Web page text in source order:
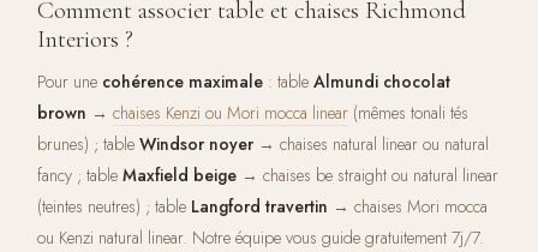
Comment associer table et chaises Richmond
Interiors ?
Pour une cohérence maximale : tableAlmundi chocolat
brown →chaises Kenzi ou Mori mocca linear (mêmes tonali tés
brunes) ; tableWindsor noyer → chaises natural linear ou natural
fancy ; tableMaxfield beige → chaises be straight ou natural linear
(teintes neutres) ; table Langford travertin → chaises Mori mocca
ou Kenzi natural linear. Notre équipe vous guide gratuitement 7j/7.